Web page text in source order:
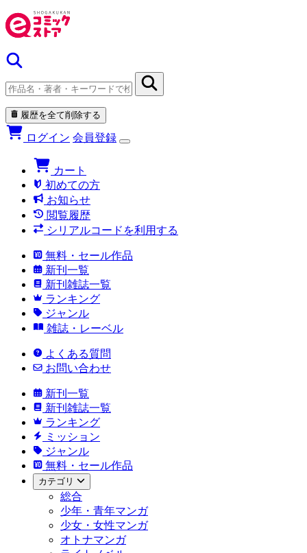
履歴を全て削除する
ログイン 会員登録
カート
初めての方
お知らせ
閲覧履歴
シリアルコードを利用する
無料・セール作品
新刊一覧
新刊雑誌一覧
ランキング
ジャンル
雑誌・レーベル
よくある質問
お問い合わせ
新刊一覧
新刊雑誌一覧
ランキング
ミッション
ジャンル
無料・セール作品
カテゴリ
総合
少年・青年マンガ
少女・女性マンガ
オトナマンガ